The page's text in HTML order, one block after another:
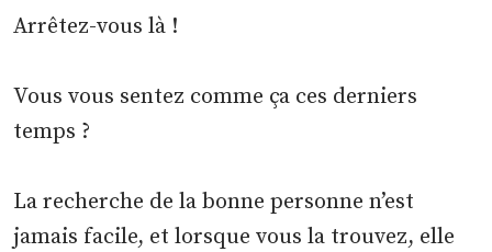
Arrêtez-vous là !
Vous vous sentez comme ça ces derniers
temps ?
La recherche de la bonne personne n’est
jamais facile, et lorsque vous la trouvez, elle